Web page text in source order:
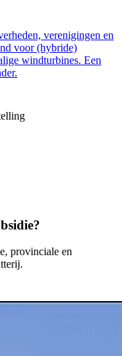
verenigingen en
voor (hybride)
windturbines. Een
provinciale en